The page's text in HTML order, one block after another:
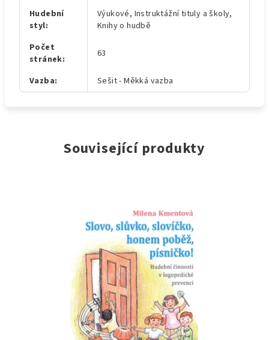
Hudební
styl:
Výukové, Instruktážní tituly a školy,
Knihy o hudbě
Počet
stránek: 63
Vazba: Sešit - Měkká vazba
Související produkty